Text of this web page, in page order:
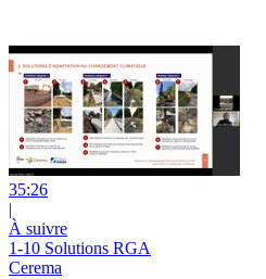
35:26
|
À suivre
1-10 Solutions RGA
Cerema